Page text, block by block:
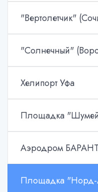
"Вертолетчик"
"Солнечный"
Хелипорт Уфа
Площадка
Аэродром
Площадка "Норд-